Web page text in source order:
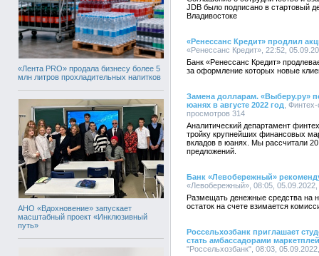
«Лента PRO» продала бизнесу более 5
млн литров прохладительных напитков
АНО «Вдохновение» запускает
масштабный проект «Инклюзивный
путь»
JDB было подписано в стартовый
Владивостоке
«Ренессанс Кредит» продлил
«Ренессанс Кредит», 22:52,
Банк «Ренессанс Кредит»
за оформление которых новые
Замена долларам. «Выберу.ру»
юанях в августе 2022 год ,
просмотров 314
Аналитический департамент
тройку крупнейших финансовых
вкладов в юанях. Мы рассчитали
предложений.
Банк «Левобережный»
«Левобережный», 08:05,
Размещать денежные средства на
остаток на счете взимается
Россельхозбанк приглашает
стать амбассадорами
"Россельхозбанк", 08:03,